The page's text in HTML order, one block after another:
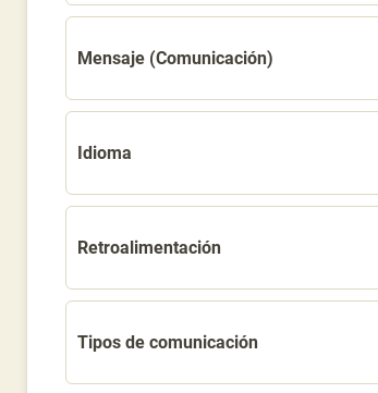
Mensaje (Comunicación)
Idioma
Retroalimentación
Tipos de comunicación